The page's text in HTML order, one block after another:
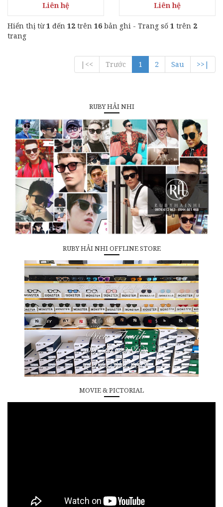
- MB0099
Liên hệ
Liên hệ
Hiển thị từ1 đến 12 trên 16 bản ghi - Trang số 1 trên 2
trang
|<< Trước 1 2 Sau >>|
RUBY HẢI NHI
RUBY HẢI NHI OFFLINE STORE
MOVIE & PICTORIAL